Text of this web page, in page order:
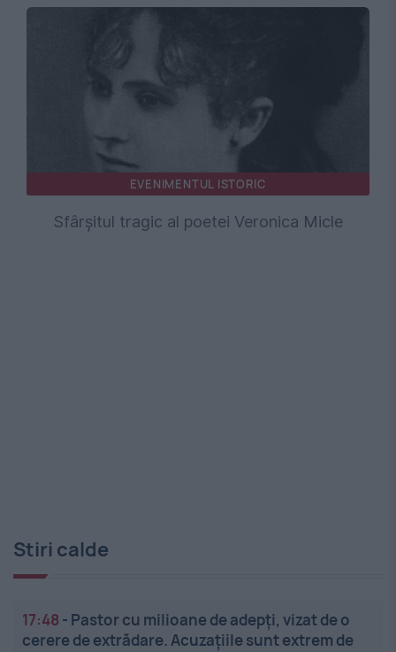
EVENIMENTUL ISTORIC
Sfârșitul tragic al poetei Veronica Micle
Stiri calde
17:48 - Pastor cu milioane de adepți, vizat de o
cerere de extrădare. Acuzațiile sunt extrem de